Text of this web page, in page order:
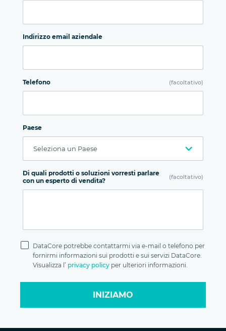
Indirizzo email aziendale
Telefono (facoltativo)
Paese
Di quali prodotti o soluzioni vorresti parlare
con un esperto di vendita?
(facoltativo)
Policy
DataCore potrebbe contattarmi via e-mail o telefono per
fornirmi informazioni sui prodotti e sui servizi DataCore.
Visualizza l’ privacy policy per ulteriori informazioni.
INIZIAMO